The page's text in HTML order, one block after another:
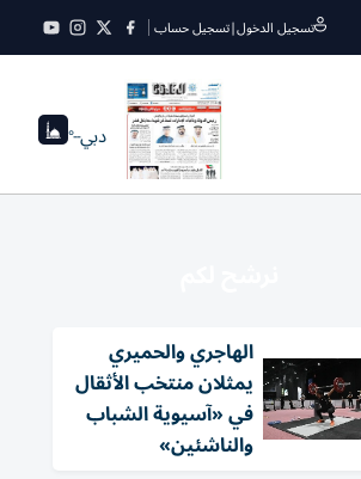
تسجيل الدخول|تسجيل حساب
دبي--°
الهاجري والحميري
يمثلان منتخب الأثقال
في «آسيوية الشباب
والناشئين»